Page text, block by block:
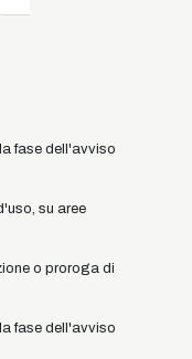
fase dell'avviso
su aree
o proroga di
fase dell'avviso